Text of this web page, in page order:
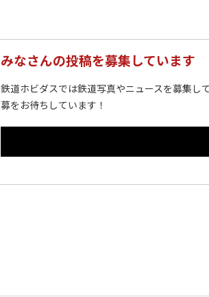
みなさんの投稿を募集しています
鉄道ホビダスでは鉄道写真やニュースを募集し
募をお待ちしています！